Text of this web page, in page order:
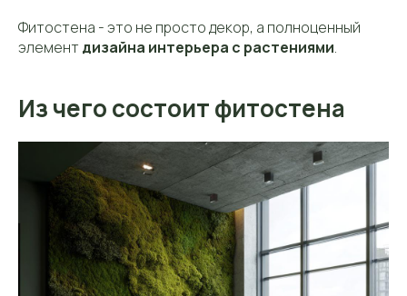
Фитостена - это не просто декор, а полноценный
элементдизайна интерьера с растениями.
Из чего состоит фитостена